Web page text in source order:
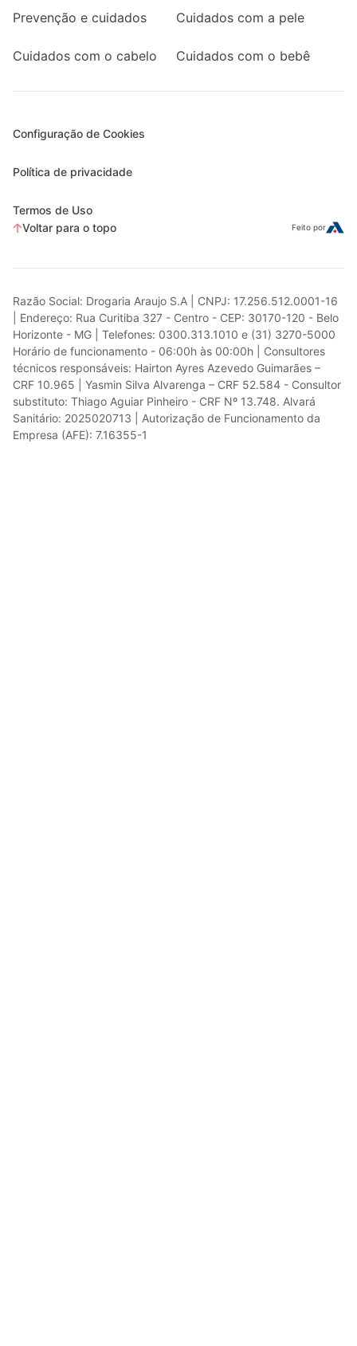
Prevenção e cuidados Cuidados com a pele
Cuidados com o cabelo Cuidados com o bebê
Configuração de Cookies
Política de privacidade
Termos de Uso
Voltar para o topo
Feito por
Razão Social: Drogaria Araujo S.A | CNPJ: 17.256.512.0001-16
| Endereço: Rua Curitiba 327 - Centro - CEP: 30170-120 - Belo
Horizonte - MG | Telefones: 0300.313.1010 e (31) 3270-5000
Horário de funcionamento - 06:00h às 00:00h | Consultores
técnicos responsáveis: Hairton Ayres Azevedo Guimarães –
CRF 10.965 | Yasmin Silva Alvarenga – CRF 52.584 - Consultor
substituto: Thiago Aguiar Pinheiro - CRF Nº 13.748. Alvará
Sanitário: 2025020713 | Autorização de Funcionamento da
Empresa (AFE): 7.16355-1